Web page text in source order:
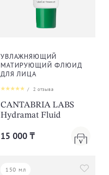
УВЛАЖНЯЮЩИЙ
МАТИРУЮЩИЙ ФЛЮИД
ДЛЯ ЛИЦА
/ 2 отзыва
CANTABRIA LABS
Hydramat Fluid
15 000 ₸
150 мл